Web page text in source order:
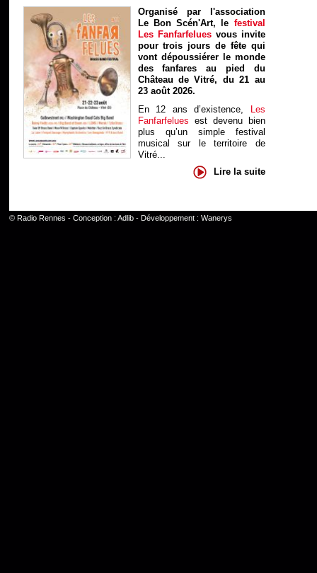
Organisé par l'association
Le Bon Scén'Art, le festival
Les Fanfarfelues vous invite
pour trois jours de fête qui
vont dépoussiérer le monde
des fanfares au pied du
Château de Vitré, du 21 au
23 août 2026.
En 12 ans d’existence, Les
Fanfarfelues est devenu bien
plus qu’un simple festival
musical sur le territoire de
Vitré...
Lire la suite
© Radio Rennes - Conception : Adlib- Développement : Wanerys